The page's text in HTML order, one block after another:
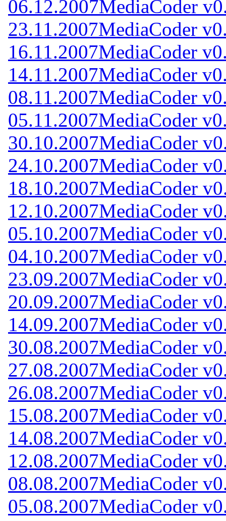
06.12.2007MediaCoder
23.11.2007MediaCoder
16.11.2007MediaCoder
14.11.2007MediaCoder
08.11.2007MediaCoder
05.11.2007MediaCoder
30.10.2007MediaCoder
24.10.2007MediaCoder
18.10.2007MediaCoder
12.10.2007MediaCoder
05.10.2007MediaCoder
04.10.2007MediaCoder
23.09.2007MediaCoder
20.09.2007MediaCoder
14.09.2007MediaCoder
30.08.2007MediaCoder
27.08.2007MediaCoder
26.08.2007MediaCoder
15.08.2007MediaCoder
14.08.2007MediaCoder
12.08.2007MediaCoder
08.08.2007MediaCoder
05.08.2007MediaCoder